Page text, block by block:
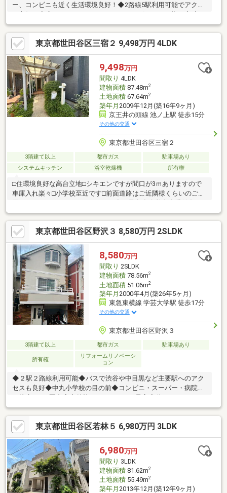
ー、コンビニも近く生活環境良好！◆2路線5駅利用可能でアクセ
の日は、スカイツリーと東京タワーが見れます！◆駐車スペース
やバイク置き場、駐輪場がございます！◆角地で開放感、陽当た
り良好！まずは、現地をご案内させていただきます！
☆―――――・・・ ―☆― ・・・―――――☆
東京都世田谷区三宿２ 9,498万円 4LDK
9,498万円
間取り 4LDK
建物面積87.48m2
土地面積67.64m2
築年月 2009年12月(築16年9ヶ月)
京王井の頭線 池ノ上駅 徒歩15分
その他の交通
東京都世田谷区三宿２
3階建て以上 都市ガス
駐車場あり
システムキッチン
浴室乾燥機 所有権
□住環境良好な高台立地□シキエンですが間口が3ｍありますので
車庫入れ楽々□小学校至近です□前面道路はご近隣様くらいのご利
用しかありません□8/30リフォーム完了予定◆先着申込受付中
Always By Your Side ～いつもあなたのそばに～株式会社マーベ
ラス 本店 TEL０３－５７９０－５４１１
東京都世田谷区野沢３ 8,580万円 2SLDK
8,580万円
間取り 2SLDK
建物面積78.56m2
土地面積51.06m2
築年月 2000年4月(築26年5ヶ月)
東急東横線 学芸大学駅 徒歩17分
その他の交通
東京都世田谷区野沢３
3階建て以上 都市ガス 駐車場あり
所有権
リフォームリノベーシ
ョン
◆２駅２路線利用可能◆バスで渋谷や中目黒など主要駅へのアク
セスも良好◆中丸小学校の目の前◆コンビニ・スーパー・病院ま
2SLDKの3階建◆約14帖のLDK□■□■□■□■□■□■□■□■□■ご見学予
約承っております！！お気軽にご連絡下さい！！
□■□■□■□■□■□■□■□■□■・都心部および城南エリアを中心とする
地域密着の会社です♪・本物件については勿論、周辺環境も詳しく
ご説明いたします。
東京都世田谷区若林５ 6,980万円 3LDK
6,980万円
間取り 3LDK
建物面積81.62m2
土地面積55.49m2
築年月 2013年12月(築12年9ヶ月)